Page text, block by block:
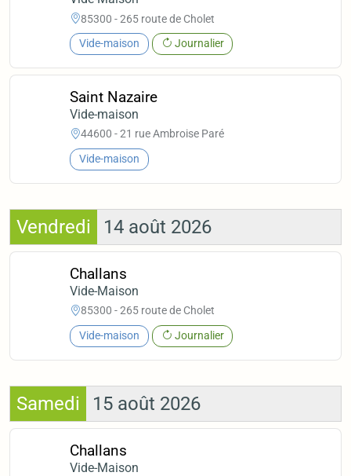
85300 - 265 route de Cholet
Vide-maison Journalier
Saint Nazaire
Vide-maison
44600 - 21 rue Ambroise Paré
Vide-maison
Vendredi 14 août 2026
Challans
Vide-Maison
85300 - 265 route de Cholet
Vide-maison Journalier
Samedi 15 août 2026
Challans
Vide-Maison